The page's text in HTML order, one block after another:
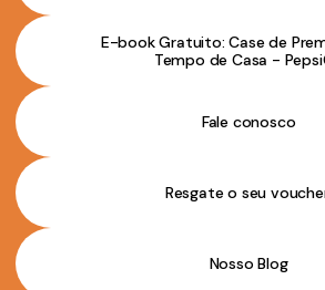
E-book Gratuito: Case de
Tempo de Casa -
Fale conosco
Resgate o seu
Nosso Blog